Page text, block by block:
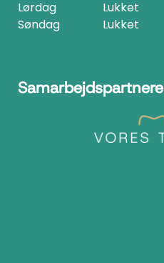
Lørdag
Lukket
Søndag
Lukket
Samarbejdspartnere